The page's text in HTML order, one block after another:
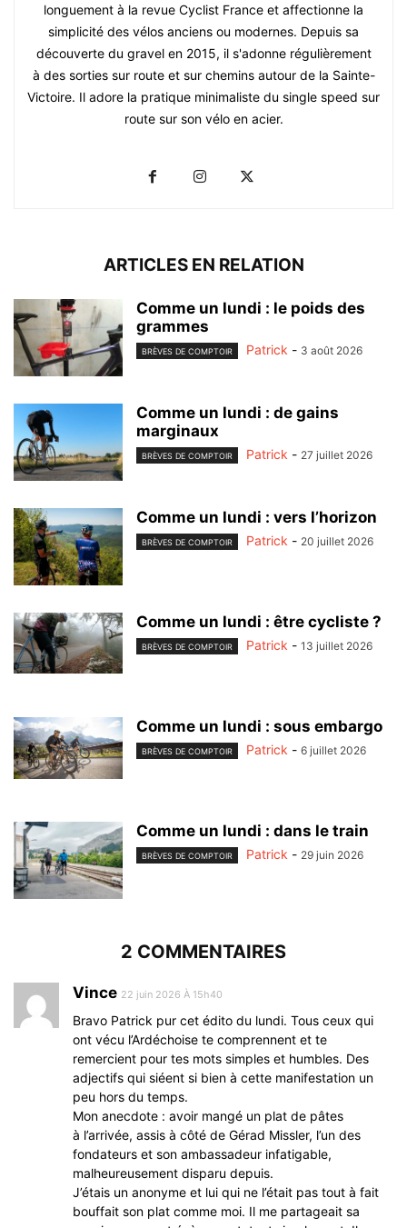
longuement à la revue Cyclist France et affectionne la
simplicité des vélos anciens ou modernes. Depuis sa
découverte du gravel en 2015, il s'adonne régulièrement
à des sorties sur route et sur chemins autour de la Sainte-
Victoire. Il adore la pratique minimaliste du single speed sur
route sur son vélo en acier.
ARTICLES EN RELATION
Comme un lundi : le poids des
grammes
BRÈVES DE COMPTOIR Patrick - 3 août 2026
Comme un lundi : de gains
marginaux
BRÈVES DE COMPTOIR Patrick - 27 juillet 2026
Comme un lundi : vers l’horizon
BRÈVES DE COMPTOIR Patrick - 20 juillet 2026
Comme un lundi : être cycliste ?
BRÈVES DE COMPTOIR Patrick - 13 juillet 2026
Comme un lundi : sous embargo
BRÈVES DE COMPTOIR Patrick - 6 juillet 2026
Comme un lundi : dans le train
BRÈVES DE COMPTOIR Patrick - 29 juin 2026
2 COMMENTAIRES
Vince 22 juin 2026 À 15h40
Bravo Patrick pur cet édito du lundi. Tous ceux qui
ont vécu l’Ardéchoise te comprennent et te
remercient pour tes mots simples et humbles. Des
adjectifs qui siéent si bien à cette manifestation un
peu hors du temps.
Mon anecdote : avoir mangé un plat de pâtes
à l’arrivée, assis à côté de Gérad Missler, l’un des
fondateurs et son ambassadeur infatigable,
malheureusement disparu depuis.
J’étais un anonyme et lui qui ne l’était pas tout à fait
bouffait son plat comme moi. Il me partageait sa